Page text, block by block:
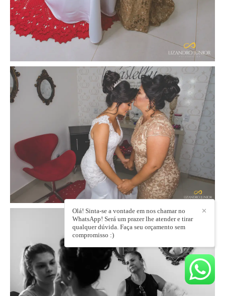
✕
Olá! Sinta-se a vontade em nos chamar no
WhatsApp! Será um prazer lhe atender e tirar
qualquer dúvida. Faça seu orçamento sem
compromisso :)